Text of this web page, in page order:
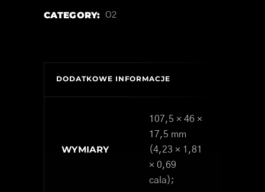
CATEGORY: O2
DODATKOWE INFORMACJE
WYMIARY
107,5 × 46 ×
17,5 mm
(4,23 × 1,81
× 0,69
cala);